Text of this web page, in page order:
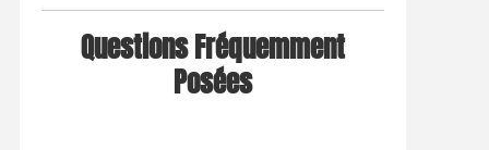
Questions Fréquemment
Posées